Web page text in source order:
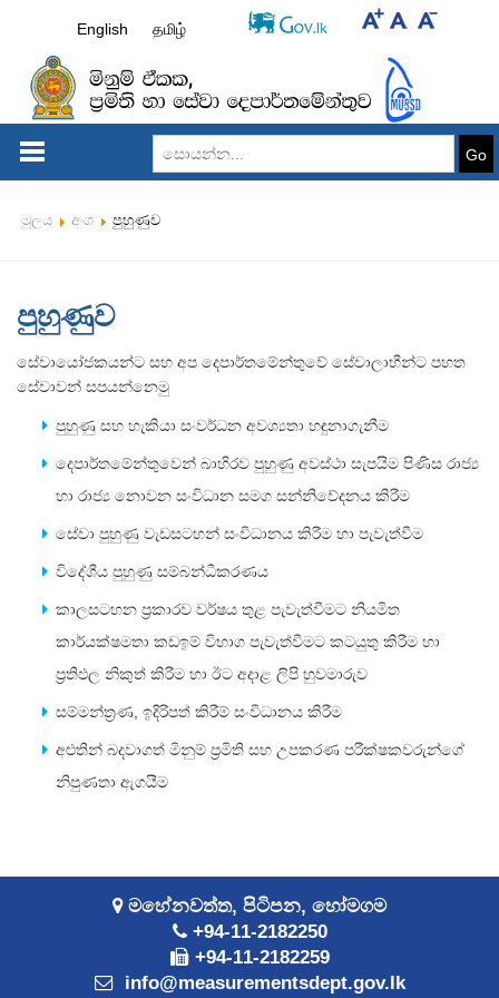
English தமிழ்
Go
මූලය අංශ පුහුණුව
පුහුණුව
සේවායෝජකයන්ට සහ අප දෙපාර්තමේන්තුවේ සේවාලාභීන්ට පහත
සේවාවන් සපයන්නෙමු
පුහුණු සහ හැකියා සංවර්ධන අවශ්‍යතා හඳුනාගැනීම
දෙපාර්තමේන්තුවෙන් බාහිරව පුහුණු අවස්ථා සැපයිම පිණිස රාජ්‍ය
හා රාජ්‍ය නොවන සංවිධාන සමග සන්නිවේදනය කිරීම
සේවා පුහුණු වැඩසටහන් සංවිධානය කිරීම හා පැවැත්වීම
විදේශීය පුහුණු සම්බන්ධීකරණය
කාලසටහන ප්‍රකාරව වර්ෂය තුළ පැවැත්වීමට නියමිත
කාර්යක්ෂමතා කඩඉම් විභාග පැවැත්වීමට කටයුතු කිරීම හා
ප්‍රතිඵල නිකුත් කිරීම හා ඊට අදාළ ලිපි හුවමාරුව
සම්මන්ත්‍රණ, ඉදිරිපත් කිරීම් සංවිධානය කිරීම
අළුතින් බදවාගත් මිනුම් ප්‍රමිති සහ උපකරණ පරීක්ෂකවරුන්ගේ
නිපුණතා ඇගයීම
මහේනවත්ත, පිටිපන, හෝමගම
+94-11-2182250
+94-11-2182259
info@measurementsdept.gov.lk